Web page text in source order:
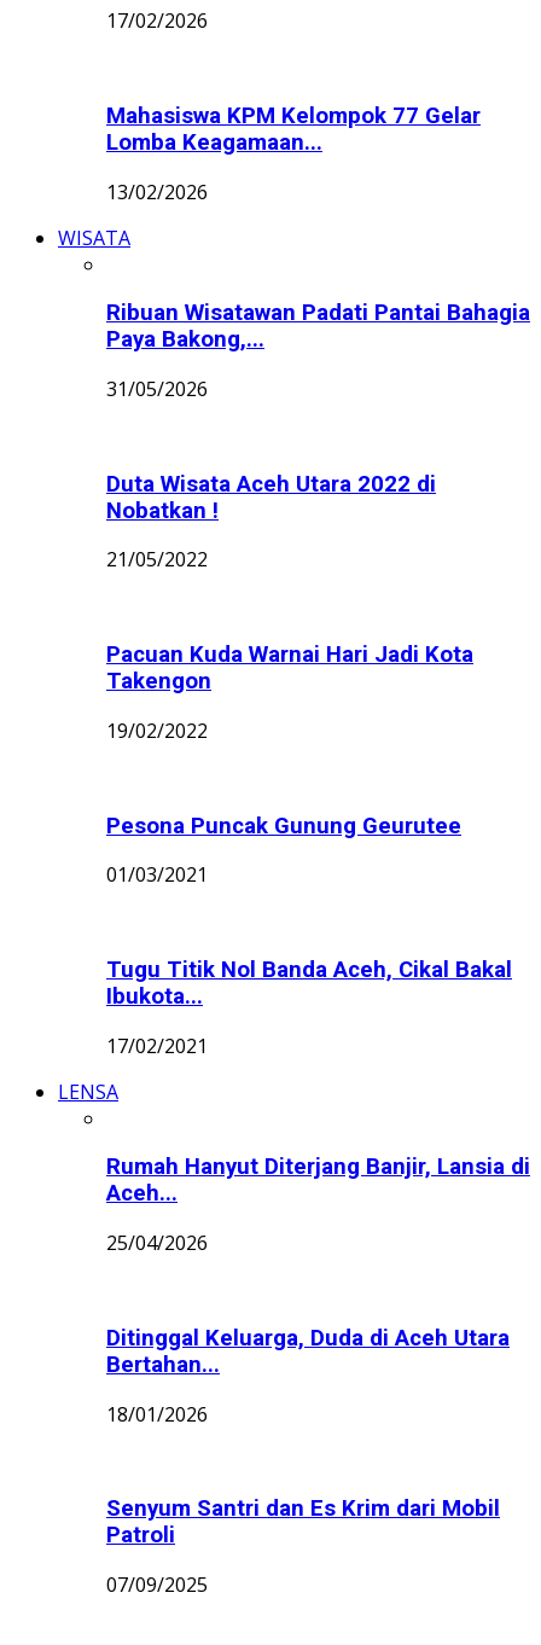
17/02/2026
Mahasiswa KPM Kelompok 77 Gelar
Lomba Keagamaan...
13/02/2026
WISATA
Ribuan Wisatawan Padati Pantai Bahagia
Paya Bakong,...
31/05/2026
Duta Wisata Aceh Utara 2022 di
Nobatkan !
21/05/2022
Pacuan Kuda Warnai Hari Jadi Kota
Takengon
19/02/2022
Pesona Puncak Gunung Geurutee
01/03/2021
Tugu Titik Nol Banda Aceh, Cikal Bakal
Ibukota...
17/02/2021
LENSA
Rumah Hanyut Diterjang Banjir, Lansia di
Aceh...
25/04/2026
Ditinggal Keluarga, Duda di Aceh Utara
Bertahan...
18/01/2026
Senyum Santri dan Es Krim dari Mobil
Patroli
07/09/2025